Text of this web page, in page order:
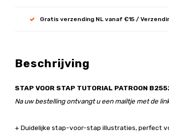
Gratis verzending NL vanaf €15 /
Beschrijving
STAP VOOR STAP TUTORIAL PATROON
Na uw bestelling ontvangt u een mailtje met de
+ Duidelijke stap-voor-stap illustraties, perfect